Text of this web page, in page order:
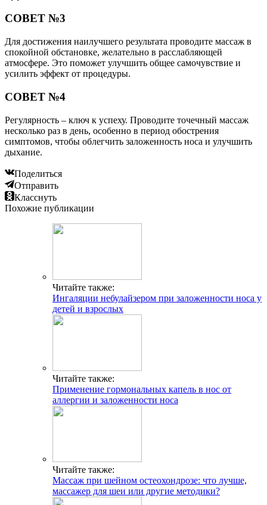
СОВЕТ №3
Для достижения наилучшего результата проводите массаж в
спокойной обстановке, желательно в расслабляющей
атмосфере. Это поможет улучшить общее самочувствие и
усилить эффект от процедуры.
СОВЕТ №4
Регулярность – ключ к успеху. Проводите точечный массаж
несколько раз в день, особенно в период обострения
симптомов, чтобы облегчить заложенность носа и улучшить
дыхание.
Поделиться
Отправить
Класснуть
Похожие публикации
Читайте также:
Ингаляции небулайзером при заложенности носа у
детей и взрослых
Читайте также:
Применение гормональных капель в нос от
аллергии и заложенности носа
Читайте также:
Массаж при шейном остеохондрозе: что лучше,
массажер для шеи или другие методики?